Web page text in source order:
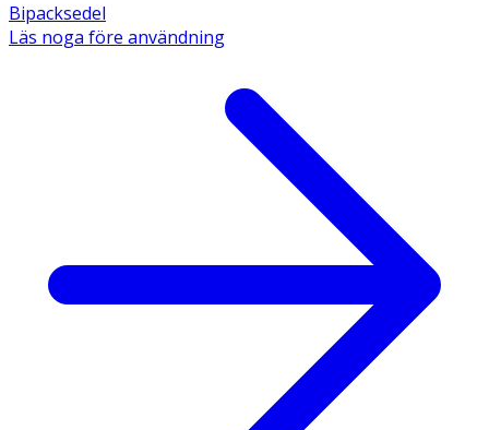
Bipacksedel
Läs noga före användning